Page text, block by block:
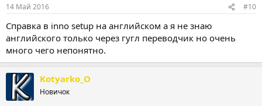
14 Май 2016 #10
Справка в inno setup на английском а я не знаю
английского только через гугл переводчик но очень
много чего непонятно.
Kotyarko_O
Новичок